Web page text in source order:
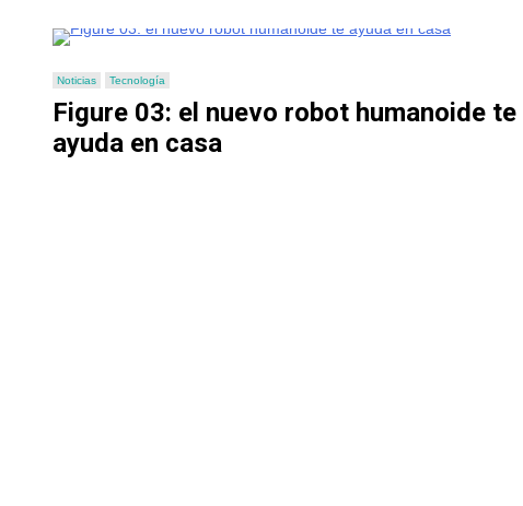
Noticias Tecnología
Figure 03: el nuevo robot humanoide te
ayuda en casa